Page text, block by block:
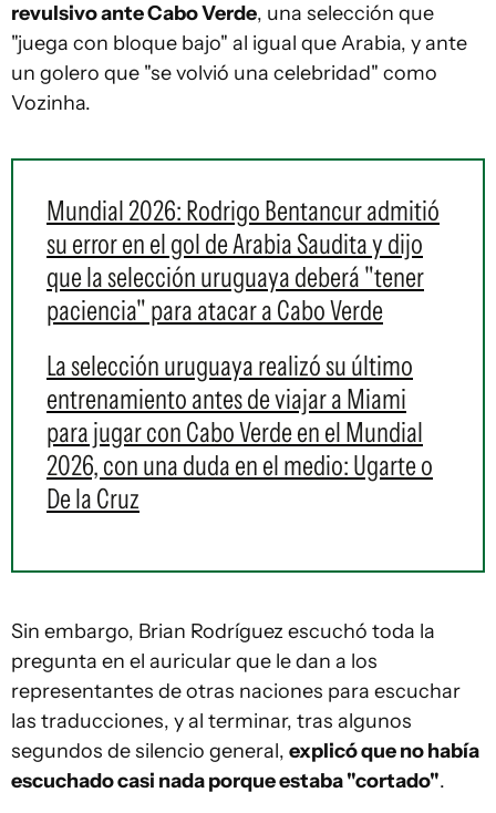
revulsivo ante Cabo Verde, una selección que
"juega con bloque bajo" al igual que Arabia, y ante
un golero que "se volvió una celebridad" como
Vozinha.
Mundial 2026: Rodrigo Bentancur admitió
su error en el gol de Arabia Saudita y dijo
que la selección uruguaya deberá "tener
paciencia" para atacar a Cabo Verde
La selección uruguaya realizó su último
entrenamiento antes de viajar a Miami
para jugar con Cabo Verde en el Mundial
2026, con una duda en el medio: Ugarte o
De la Cruz
Sin embargo, Brian Rodríguez escuchó toda la
pregunta en el auricular que le dan a los
representantes de otras naciones para escuchar
las traducciones, y al terminar, tras algunos
segundos de silencio general, explicó que no había
escuchado casi nada porque estaba "cortado".